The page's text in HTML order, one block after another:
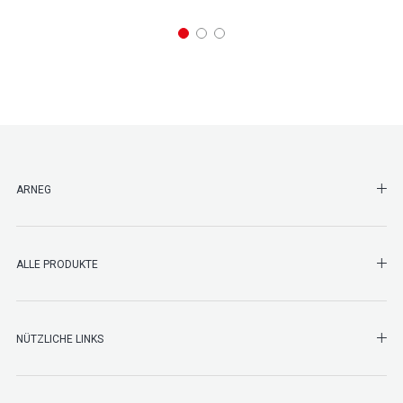
ARNEG
ALLE PRODUKTE
NÜTZLICHE LINKS